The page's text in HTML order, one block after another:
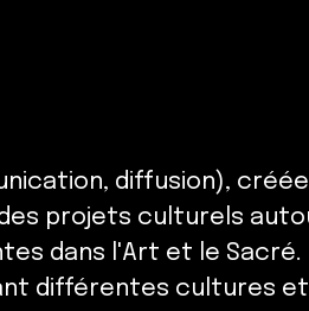
diffusion), créée
projets culturels
dans l'Art et le Sacré.
différentes cultures